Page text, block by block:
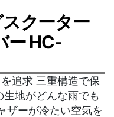
クーター
ー HC-
追求 三重構造で保
地がどんな雨でも
ザーが冷たい空気を